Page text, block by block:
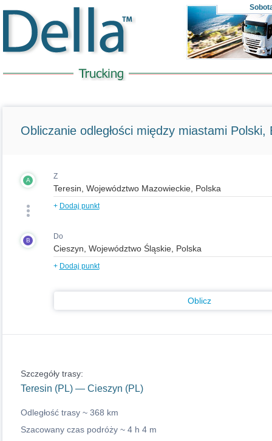
Obliczanie odległości między miastami Polski,
A Z
+ Dodaj punkt
B Do
+ Dodaj punkt
Oblicz
Szczegóły trasy:
Teresin (PL) — Cieszyn (PL)
Odległość trasy ~ 368 km
Szacowany czas podróży ~ 4 h 4 m